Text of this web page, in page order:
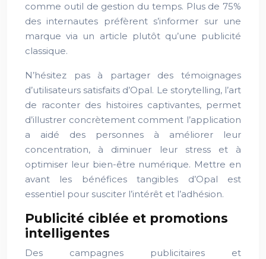
comme outil de gestion du temps. Plus de 75%
des internautes préfèrent s’informer sur une
marque via un article plutôt qu’une publicité
classique.
N’hésitez pas à partager des témoignages
d’utilisateurs satisfaits d’Opal. Le storytelling, l’art
de raconter des histoires captivantes, permet
d’illustrer concrètement comment l’application
a aidé des personnes à améliorer leur
concentration, à diminuer leur stress et à
optimiser leur bien-être numérique. Mettre en
avant les bénéfices tangibles d’Opal est
essentiel pour susciter l’intérêt et l’adhésion.
Publicité ciblée et promotions
intelligentes
Des campagnes publicitaires et